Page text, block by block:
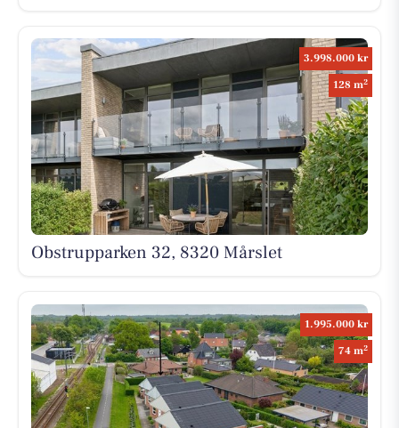
3.998.000 kr
128 m2
Obstrupparken 32, 8320 Mårslet
1.995.000 kr
74 m2